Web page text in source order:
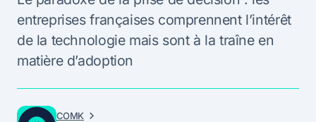
entreprises françaises comprennent l’intérêt
de la technologie mais sont à la traîne en
matière d’adoption
COMK